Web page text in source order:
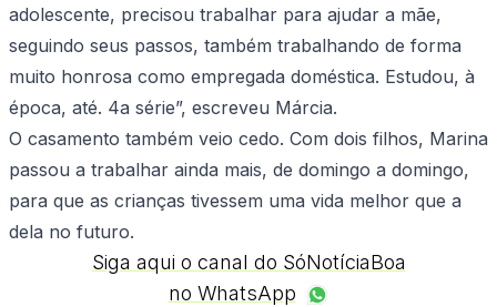
adolescente, precisou trabalhar para ajudar a mãe,
seguindo seus passos, também trabalhando de forma
muito honrosa como empregada doméstica. Estudou, à
época, até. 4a série”, escreveu Márcia.
O casamento também veio cedo. Com dois filhos, Marina
passou a trabalhar ainda mais, de domingo a domingo,
para que as crianças tivessem uma vida melhor que a
dela no futuro.
Siga aqui o canal do SóNotíciaBoa
no WhatsApp